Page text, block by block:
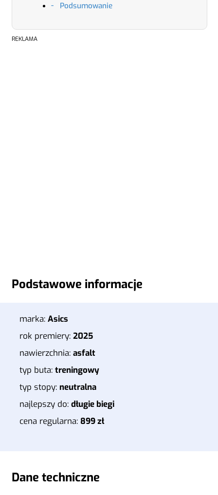
Podsumowanie
REKLAMA
Podstawowe informacje
marka: Asics
rok premiery: 2025
nawierzchnia: asfalt
typ buta: treningowy
typ stopy: neutralna
najlepszy do: długie biegi
cena regularna: 899 zł
Dane techniczne